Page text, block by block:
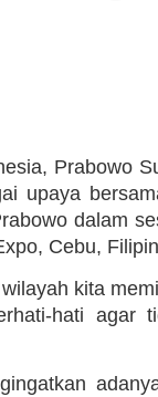
Prabowo
upaya
dalam
Cebu,
kita
hati agar